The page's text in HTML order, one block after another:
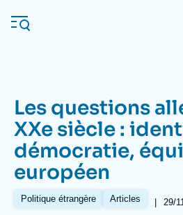
au
contenu
Navigation
principale
L'Ifri
Analyses
Les questions
XXe siècle :
démocratie,
européen
Politique étrangère Articles |
Date
29/